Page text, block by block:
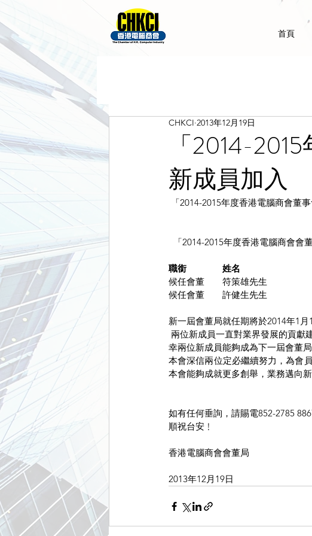
首頁
「2014-
新成員加入
CHKCI 2013年12月19日
「2014-2015年度香港電腦商會董
「2014-2015年度香港電腦商會會
職銜　　　　姓名
候任會董　　符策雄先生
候任會董　　許健生先生
新一屆會董局就任期將於2014年1月
兩位新成員一直對業界發展的貢獻
幸兩位新成員能夠成為下一屆會董局
本會深信兩位定必繼續努力，為會
本會能夠成就更多創舉，業務邁向新
如有任何垂詢，請賜電852-2785
順祝台安﹗
香港電腦商會會董局
2013年12月19日